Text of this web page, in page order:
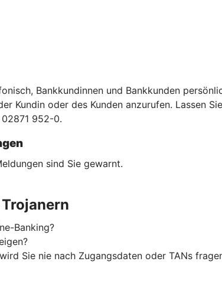
Bankkundinnen und Bankkunden
Kundin oder des Kunden anzurufen. Lassen
952-0.
sind Sie gewarnt.
Banking?
Sie nie nach Zugangsdaten oder TANs